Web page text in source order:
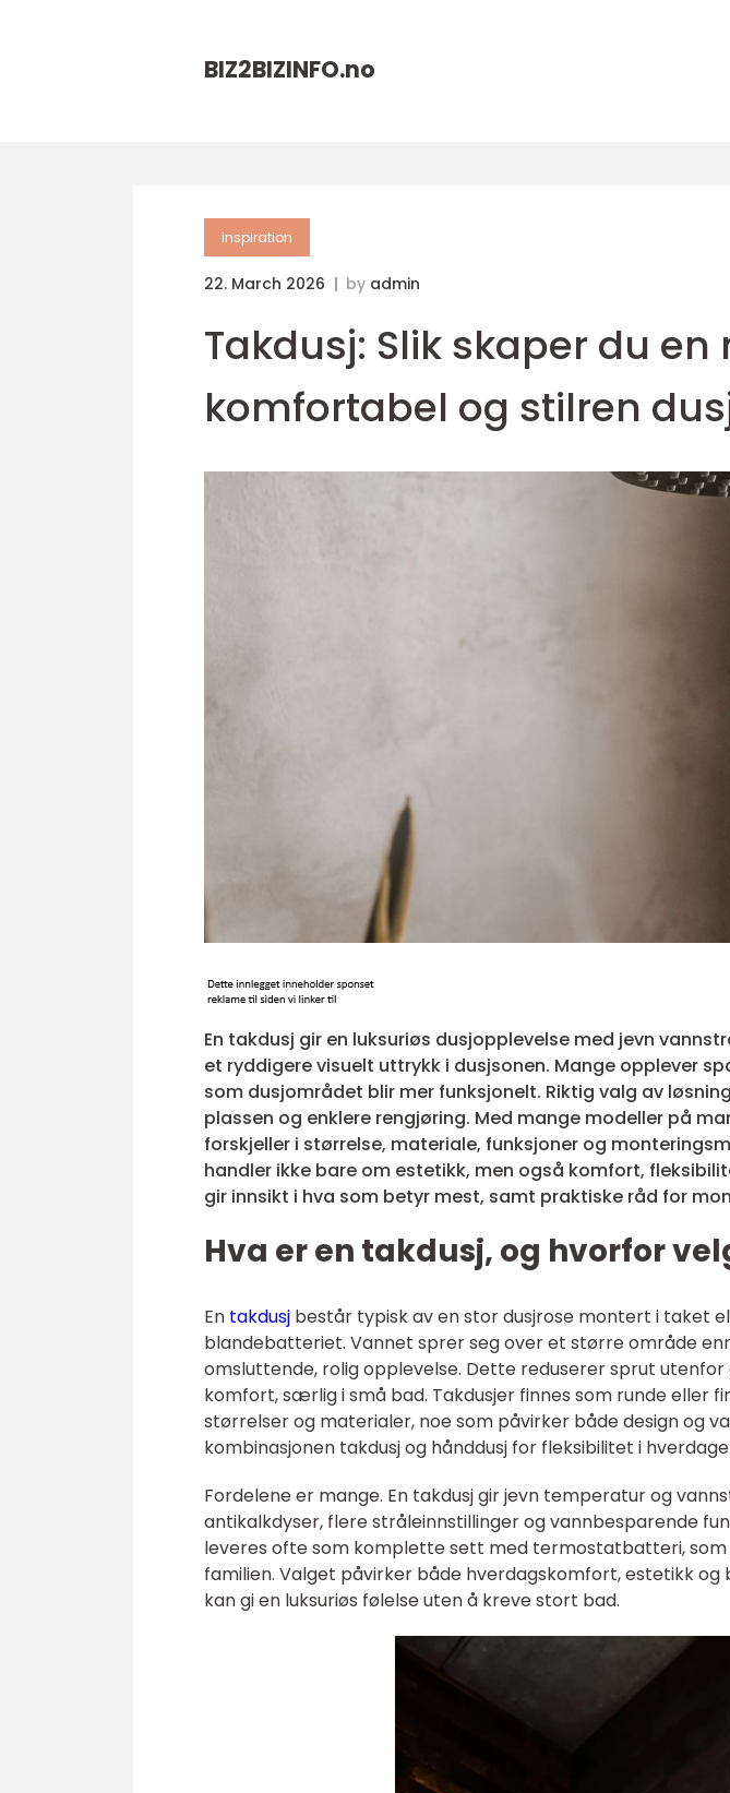
BIZ2BIZINFO.no
inspiration
22. March 2026 by admin
Takdusj: Slik skaper du en
komfortabel og stilren
En takdusj gir en luksuriøs dusjopplevelse med jevn
et ryddigere visuelt uttrykk i dusjsonen. Mange opplever
som dusjområdet blir mer funksjonelt. Riktig valg av
plassen og enklere rengjøring. Med mange modeller på
forskjeller i størrelse, materiale, funksjoner og
handler ikke bare om estetikk, men også komfort,
gir innsikt i hva som betyr mest, samt praktiske råd for
Hva er en takdusj, og hvorfor
En takdusj består typisk av en stor dusjrose montert i taket
blandebatteriet. Vannet sprer seg over et større område
omsluttende, rolig opplevelse. Dette reduserer sprut
komfort, særlig i små bad. Takdusjer finnes som runde eller
størrelser og materialer, noe som påvirker både design og
kombinasjonen takdusj og hånddusj for fleksibilitet i
Fordelene er mange. En takdusj gir jevn temperatur og
antikalkdyser, flere stråleinnstillinger og vannbesparende
leveres ofte som komplette sett med termostatbatteri,
familien. Valget påvirker både hverdagskomfort, estetikk
kan gi en luksuriøs følelse uten å kreve stort bad.